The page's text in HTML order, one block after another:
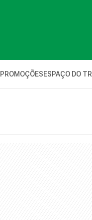
PROMOÇÕESESPAÇO DO